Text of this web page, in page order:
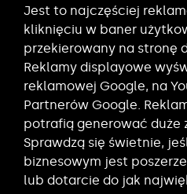
Jest to najczęściej
kliknięciu w baner
przekierowany na stronę
Reklamy displayowe
reklamowej Google, na
Partnerów Google.
potrafią generować duże
Sprawdzą się świetnie,
biznesowym jest
lub dotarcie do jak